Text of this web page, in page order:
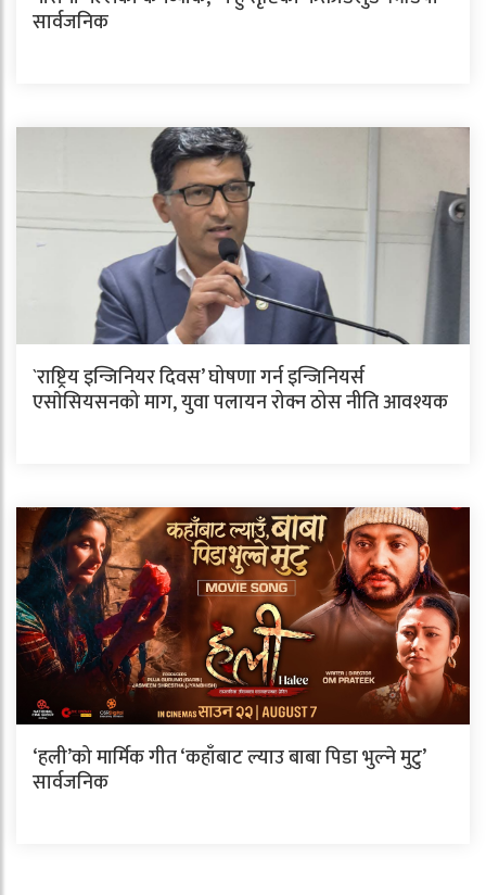
सार्वजनिक
`राष्ट्रिय इन्जिनियर दिवस’ घोषणा गर्न इन्जिनियर्स
एसाेसियसनको माग, युवा पलायन रोक्न ठोस नीति आवश्यक
‘हली’को मार्मिक गीत ‘कहाँबाट ल्याउ बाबा पिडा भुल्ने मुटु’
सार्वजनिक